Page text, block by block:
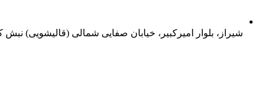
شیراز، بلوار امیرکبیر، خیابان صفایی شمالی (قالیشویی) نبش